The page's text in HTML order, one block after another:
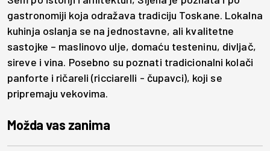
gastronomiji koja odražava tradiciju Toskane. Lokalna
kuhinja oslanja se na jednostavne, ali kvalitetne
sastojke – maslinovo ulje, domaću testeninu, divljač,
sireve i vina. Posebno su poznati tradicionalni kolači
panforte i ričareli (ricciarelli - čupavci), koji se
pripremaju vekovima.
Možda vas zanima